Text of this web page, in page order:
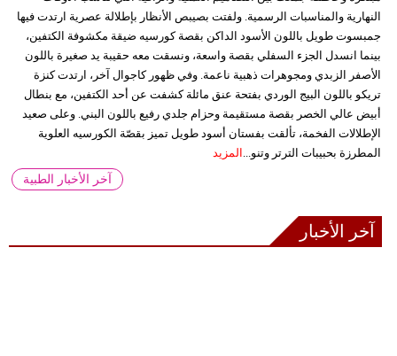
النهارية والمناسبات الرسمية. ولفتت بصيبص الأنظار بإطلالة عصرية ارتدت فيها
جمبسوت طويل باللون الأسود الداكن بقصة كورسيه ضيقة مكشوفة الكتفين،
بينما انسدل الجزء السفلي بقصة واسعة، ونسقت معه حقيبة يد صغيرة باللون
الأصفر الزبدي ومجوهرات ذهبية ناعمة. وفي ظهور كاجوال آخر، ارتدت كنزة
تريكو باللون البيج الوردي بفتحة عنق مائلة كشفت عن أحد الكتفين، مع بنطال
أبيض عالي الخصر بقصة مستقيمة وحزام جلدي رفيع باللون البني. وعلى صعيد
الإطلالات الفخمة، تألقت بفستان أسود طويل تميز بقصّة الكورسيه العلوية
المطرزة بحبيبات الترتر وتنو... المزيد
آخر الأخبار الطبية
آخر الأخبار